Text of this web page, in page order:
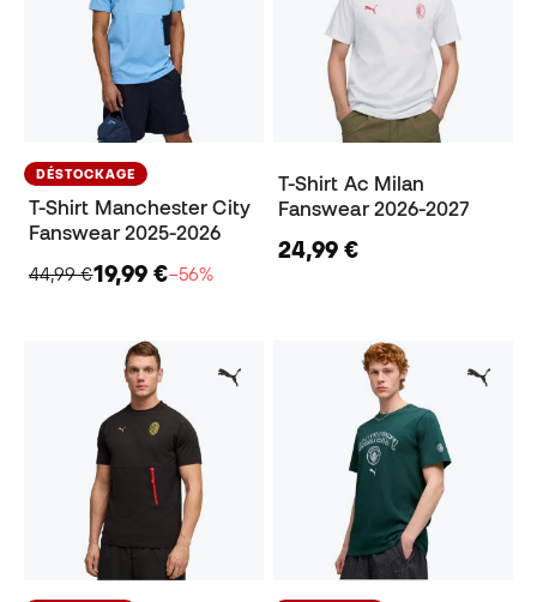
DÉSTOCKAGE
T-Shirt Manchester City
Fanswear 2025-2026
44,99 €19,99 €−56%
T-Shirt Ac Milan
Fanswear 2026-2027
24,99 €